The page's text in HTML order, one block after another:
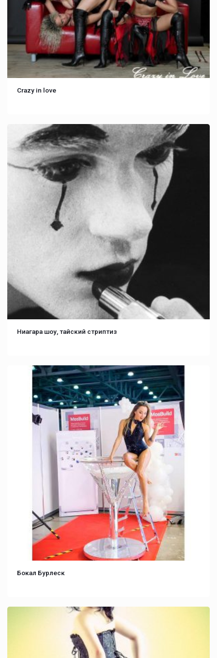
Crazy in love
Ниагара шоу, тайский стриптиз
Бокал Бурлеск